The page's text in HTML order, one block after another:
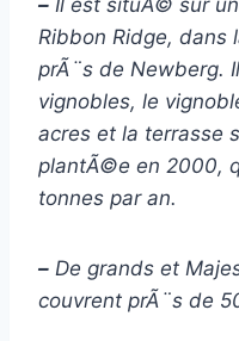
Ribbon Ridge, dans
prÃ¨s de Newberg.
vignobles, le
acres et la terrasse
plantÃ©e en 2000,
tonnes par an.
– De grands et
couvrent prÃ¨s de